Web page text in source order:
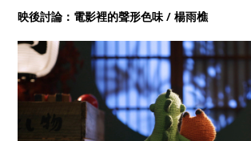
映後討論：電影裡的聲形色味 / 楊雨樵